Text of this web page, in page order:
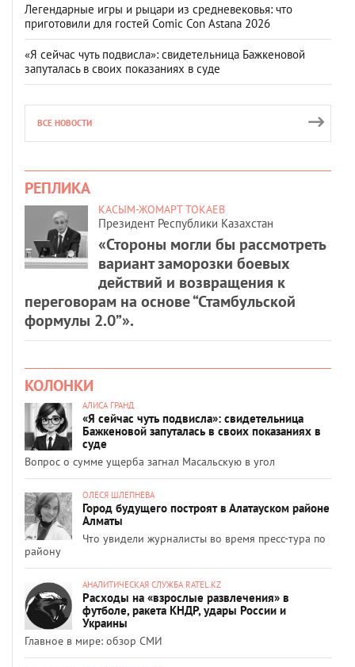
Легендарные игры и рыцари из средневековья: что
приготовили для гостей Comic Con Astana 2026
«Я сейчас чуть подвисла»: свидетельница Бажкеновой
запуталась в своих показаниях в суде
ВСЕ НОВОСТИ
РЕПЛИКА
КАСЫМ-ЖОМАРТ ТОКАЕВ
Президент Республики Казахстан
«Стороны могли бы рассмотреть
вариант заморозки боевых
действий и возвращения к
переговорам на основе “Стамбульской
формулы 2.0”».
КОЛОНКИ
АЛИСА ГРАНД
«Я сейчас чуть подвисла»: свидетельница
Бажкеновой запуталась в своих показаниях в
суде
Вопрос о сумме ущерба загнал Масальскую в угол
ОЛЕСЯ ШЛЕПНЕВА
Город будущего построят в Алатауском районе
Алматы
Что увидели журналисты во время пресс-тура по
району
АНАЛИТИЧЕСКАЯ СЛУЖБА RATEL.KZ
Расходы на «взрослые развлечения» в
футболе, ракета КНДР, удары России и
Украины
Главное в мире: обзор СМИ